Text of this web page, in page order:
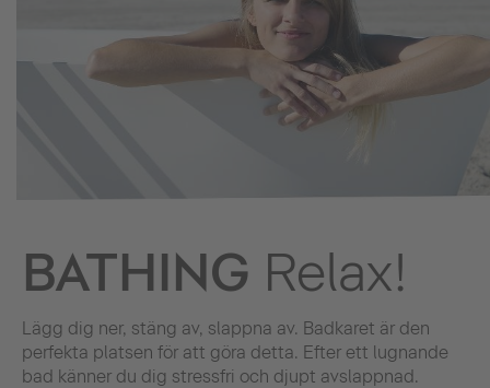
BATHING Relax!
Lägg dig ner, stäng av, slappna av. Badkaret är den
perfekta platsen för att göra detta. Efter ett lugnande
bad känner du dig stressfri och djupt avslappnad.